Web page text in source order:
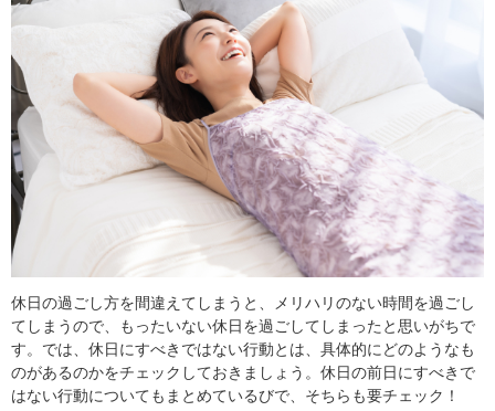
マナー
趣味
食材辞典
おすすめ
休日の過ごし方を間違えてしまうと、メリハリのない時間を過ごし
てしまうので、もったいない休日を過ごしてしまったと思いがちで
す。では、休日にすべきではない行動とは、具体的にどのようなも
のがあるのかをチェックしておきましょう。休日の前日にすべきで
はない行動についてもまとめているびで、そちらも要チェック！